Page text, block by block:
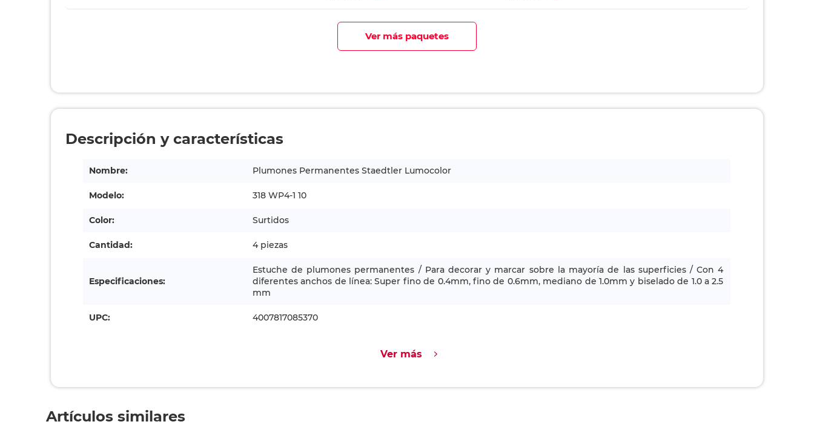
Ver más paquetes
Descripción y características
Nombre: Plumones Permanentes Staedtler Lumocolor
Modelo: 318 WP4-1 10
Color: Surtidos
Cantidad: 4 piezas
Especificaciones:
Estuche de plumones permanentes / Para decorar y marcar sobre la mayoría de las superficies / Con 4
diferentes anchos de línea: Super fino de 0.4mm, fino de 0.6mm, mediano de 1.0mm y biselado de 1.0 a 2.5
mm
UPC: 4007817085370
Ver más
Artículos similares